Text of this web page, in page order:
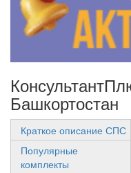
Башкортостан
Краткое описание СПС
Популярные
комплекты